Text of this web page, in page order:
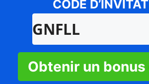
CODE
GNFLL
Obtenir un